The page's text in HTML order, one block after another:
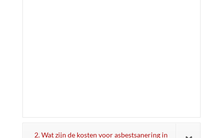
2. Wat zijn de kosten voor asbestsanering in